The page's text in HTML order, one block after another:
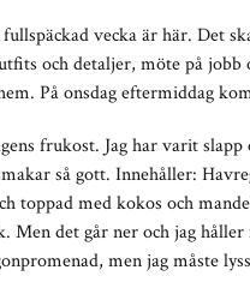
vecka är här. Det
och detaljer, möte på jobb
På onsdag eftermiddag
frukost. Jag har varit
så gott. Innehåller:
toppad med kokos och
Men det går ner och jag
men jag måste